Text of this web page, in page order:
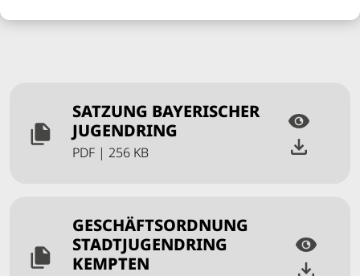
SATZUNG BAYERISCHER
JUGENDRING
PDF | 256 KB
GESCHÄFTSORDNUNG
STADTJUGENDRING
KEMPTEN